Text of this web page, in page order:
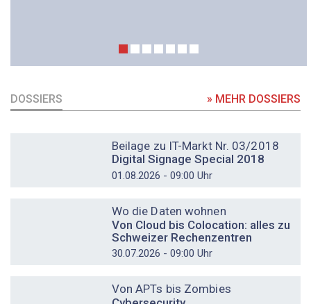
DOSSIERS » MEHR DOSSIERS
Beilage zu IT-Markt Nr. 03/2018
Digital Signage Special 2018
01.08.2026 - 09:00 Uhr
Wo die Daten wohnen
Von Cloud bis Colocation: alles zu
Schweizer Rechenzentren
30.07.2026 - 09:00 Uhr
Von APTs bis Zombies